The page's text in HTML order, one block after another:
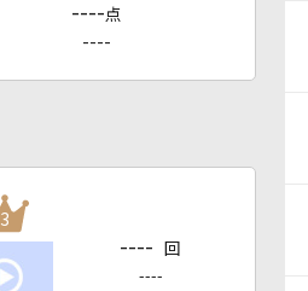
---- 点
----
3
---- 回
----